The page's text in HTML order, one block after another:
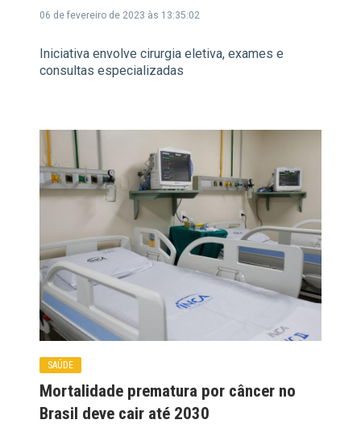
06 de fevereiro de 2023 às 13:35:02
Iniciativa envolve cirurgia eletiva, exames e
consultas especializadas
SAÚDE
Mortalidade prematura por câncer no
Brasil deve cair até 2030